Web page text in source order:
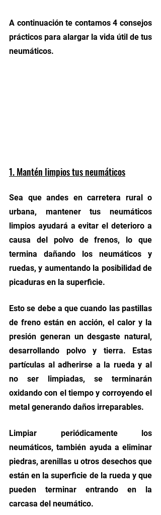
A continuación te contamos 4 consejos
prácticos para alargar la vida útil de tus
neumáticos.
1. Mantén limpios tus neumáticos
Sea que andes en carretera rural o
urbana, mantener tus neumáticos
limpios ayudará a evitar el deterioro a
causa del polvo de frenos, lo que
termina dañando los neumáticos y
ruedas, y aumentando la posibilidad de
picaduras en la superficie.
Esto se debe a que cuando las pastillas
de freno están en acción, el calor y la
presión generan un desgaste natural,
desarrollando polvo y tierra. Estas
partículas al adherirse a la rueda y al
no ser limpiadas, se terminarán
oxidando con el tiempo y corroyendo el
metal generando daños irreparables.
Limpiar periódicamente los
neumáticos, también ayuda a eliminar
piedras, arenillas u otros desechos que
están en la superficie de la rueda y que
pueden terminar entrando en la
carcasa del neumático.